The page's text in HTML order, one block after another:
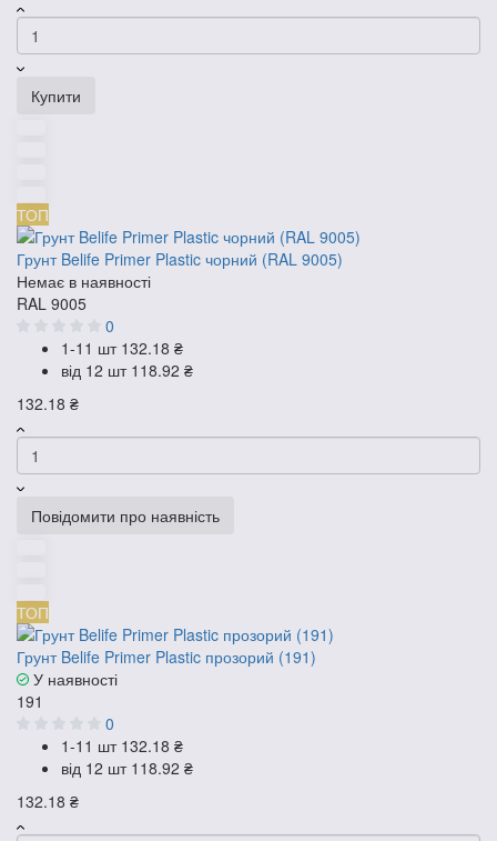
Купити
ТОП
Грунт Belife Primer Plastic чорний (RAL 9005)
Немає в наявності
RAL 9005
0
1-11 шт 132.18 ₴
від 12 шт 118.92 ₴
132.18 ₴
Повідомити про наявність
ТОП
Грунт Belife Primer Plastic прозорий (191)
У наявності
191
0
1-11 шт 132.18 ₴
від 12 шт 118.92 ₴
132.18 ₴